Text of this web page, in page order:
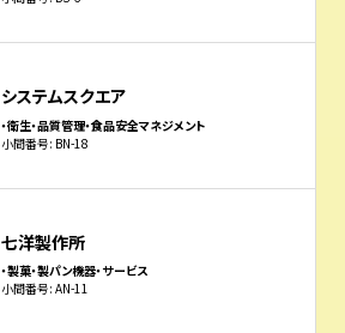
システムスクエア
・衛生・品質管理・食品安全マネジメント
小間番号: BN-18
七洋製作所
・製菓・製パン機器・サービス
小間番号: AN-11